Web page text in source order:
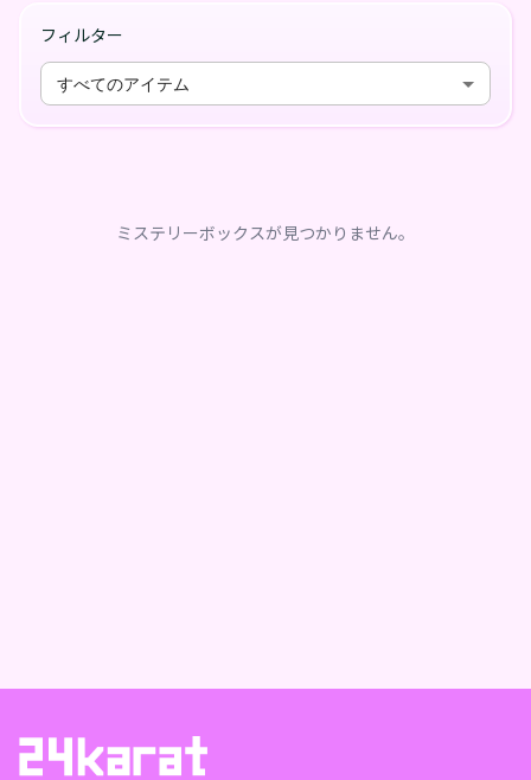
フィルター
すべてのアイテム
ミステリーボックスが見つかりません。